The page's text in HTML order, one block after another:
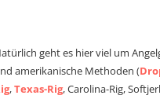
geht es hier viel um
amerikanische Methoden (
,Texas-Rig, Carolina-Rig,